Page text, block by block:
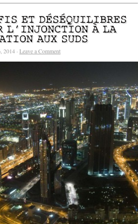
ET DÉSÉQUILIBRES
L’INJONCTION À LA
AUX SUDS
2014 · Leave a Comment